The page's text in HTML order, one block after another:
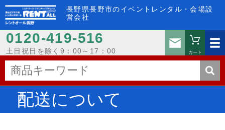
長野県長野市のイベントレンタル・会場設
営会社
0120-419-516
土日祝日を除く9：00～17：00
お問い
カート
配送について